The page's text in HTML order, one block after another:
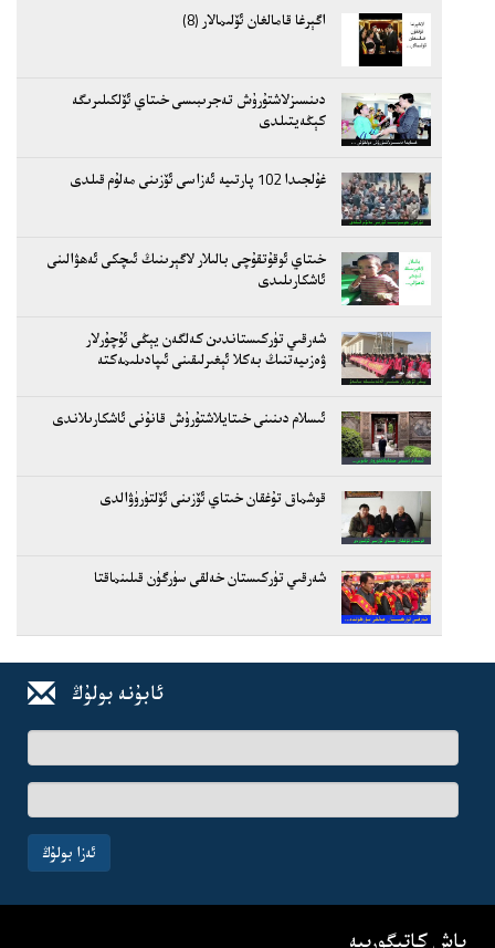
اگېرغا قامالغان ئۆلىمالار (8)
دىنسىزلاشتۇرۇش تەجرىبىسى خىتاي ئۆلكىلىرىگە
كېڭەيتىلدى
غۇلجىدا 102 پارتىيە ئەزاسى ئۆزىنى مەلۇم قىلدى
خىتاي ئوقۇتقۇچى بالىلار لاگېرىنىڭ ئىچكى ئەھۋالىنى
ئاشكارىلىدى
شەرقىي تۈركىستاندىن كەلگەن يېڭى ئۇچۇرلار
ۋەزىيەتنىڭ بەكلا ئېغىرلىقىنى ئىپادىلىمەكتە
ئىسلام دىنىنى خىتايلاشتۇرۇش قانۇنى ئاشكارىلاندى
قوشماق تۇغقان خىتاي ئۆزىنى ئۆلتۈرۈۋالدى
شەرقىي تۈركىستان خەلقى سۈرگۈن قىلىنماقتا
ئابۇنە بولۇڭ
ئىسىم-
فامىلىڭىز
ئېلخەت
ئادرىسىڭىز
ئەزا بولۇڭ